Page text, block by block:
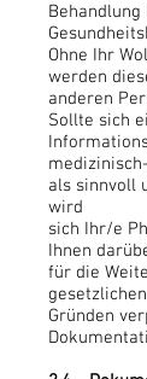
Ohne Ihr
werden
anderen
Sollte sich
als sinnvoll
wird
sich Ihr/e
Ihnen
für die
gesetzlichen
Gründen